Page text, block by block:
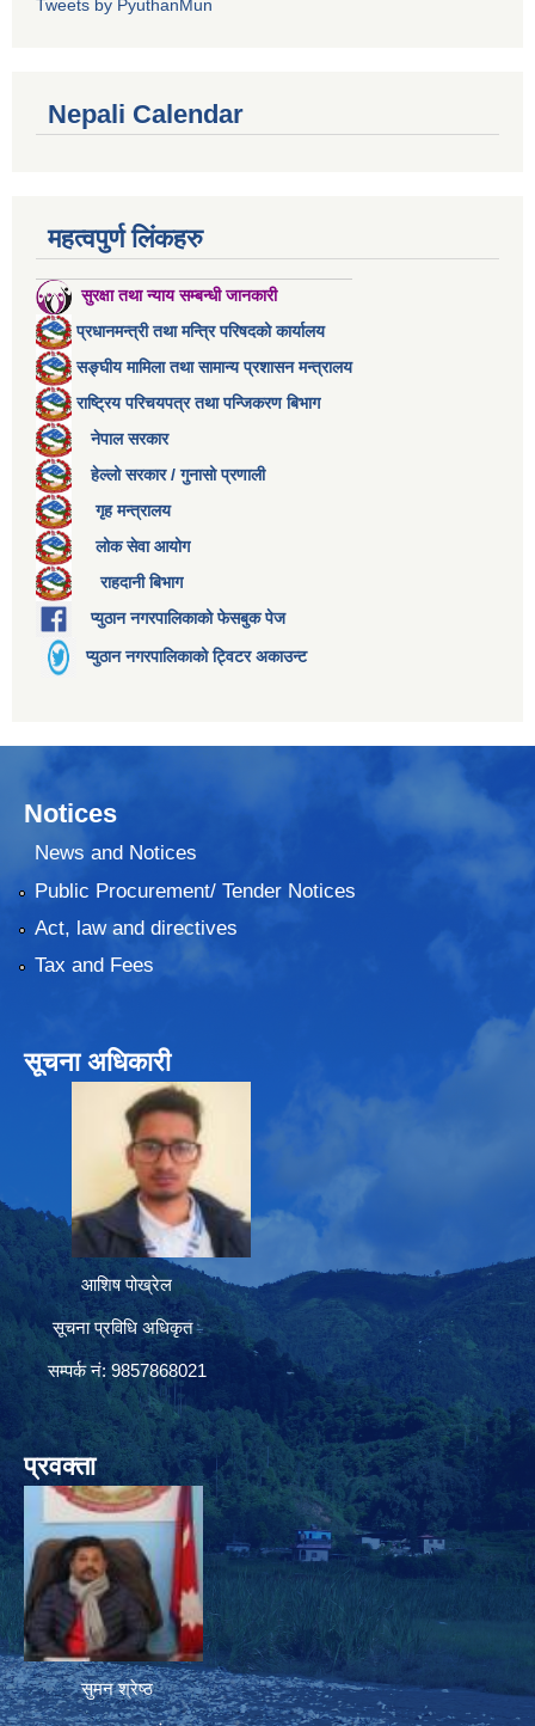
Tweets by PyuthanMun
Nepali Calendar
महत्वपुर्ण लिंकहरु
सुरक्षा तथा न्याय सम्बन्धी जानकारी
प्रधानमन्त्री तथा मन्त्रि परिषदको कार्यालय
सङ्घीय मामिला तथा सामान्य प्रशासन मन्त्रालय
राष्ट्रिय परिचयपत्र तथा पन्जिकरण बिभाग
नेपाल सरकार
हेल्लो सरकार / गुनासो प्रणाली
गृह मन्त्रालय
लोक सेवा आयोग
राहदानी बिभाग
प्युठान नगरपालिकाको फेसबुक पेज
प्युठान नगरपालिकाको ट्विटर अकाउन्ट
Notices
News and Notices
Public Procurement/ Tender Notices
Act, law and directives
Tax and Fees
सूचना अधिकारी
आशिष पोख्रेल
सूचना प्रविधि अधिकृत
सम्पर्क नं: 9857868021
प्रवक्ता
सुमन श्रेष्ठ